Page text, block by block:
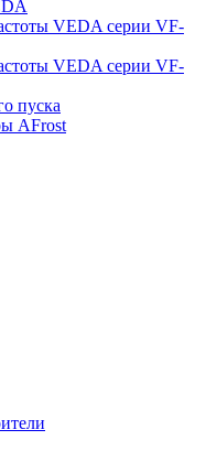
VEDA серии VF-
VEDA серии VF-
пуска
AFrost